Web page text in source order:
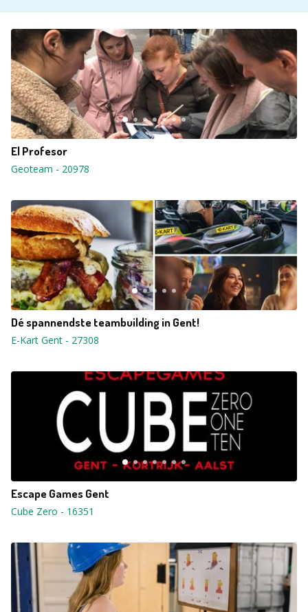
El Profesor
Geoteam - 20978
Dé spannendste teambuilding in Gent!
E-Kart Gent - 27308
Escape Games Gent
Cube Zero - 16351